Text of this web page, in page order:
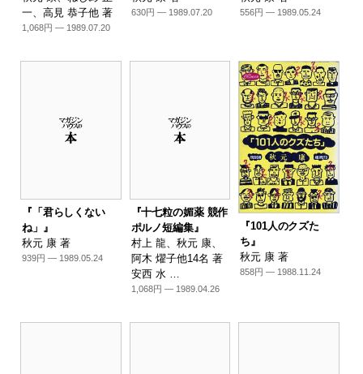
一、高見 恭子他 著
1,068円 — 1989.07.20
630円 — 1989.07.20 556円 — 1989.05.24
『「君らしくない
ね」』
秋元 康 著
939円 — 1989.05.24
『十七粒の媚薬 競作
ポルノ短編集』
村上 龍、秋元 康、
阿木 燿子他14名 著
安西 水 …
1,068円 — 1989.04.26
『101人のクズた
ち』
秋元 康 著
858円 — 1988.11.24